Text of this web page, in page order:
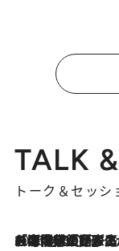
TALK
トーク＆セッシ
2026.8.3
「今後値上げがあるとすれば…」「リスクがあるのは今年の冬」エネルギー専門家が語る、ホルムズ海峡封鎖が家庭にもたらす“ある心配”